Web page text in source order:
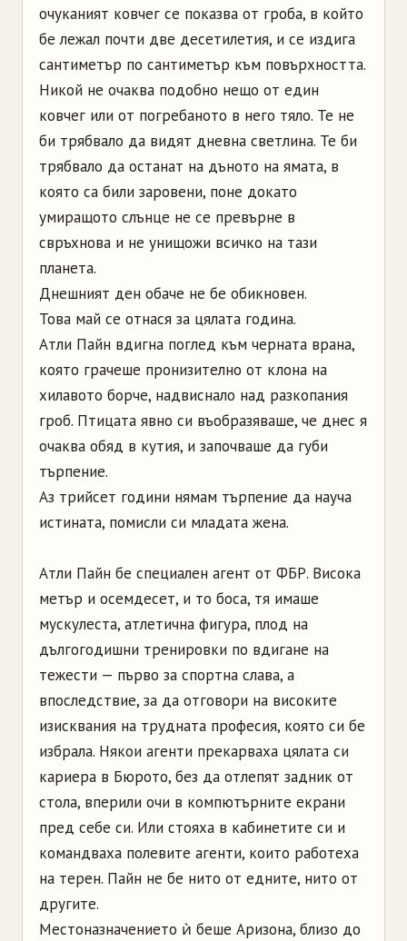
очуканият ковчег се показва от гроба, в който
бе лежал почти две десетилетия, и се издига
сантиметър по сантиметър към повърхността.
Никой не очаква подобно нещо от един
ковчег или от погребаното в него тяло. Те не
би трябвало да видят дневна светлина. Те би
трябвало да останат на дъното на ямата, в
която са били заровени, поне докато
умиращото слънце не се превърне в
свръхнова и не унищожи всичко на тази
планета.
Днешният ден обаче не бе обикновен.
Това май се отнася за цялата година.
Атли Пайн вдигна поглед към черната врана,
която грачеше пронизително от клона на
хилавото борче, надвиснало над разкопания
гроб. Птицата явно си въобразяваше, че днес я
очаква обяд в кутия, и започваше да губи
търпение.
Аз трийсет години нямам търпение да науча
истината, помисли си младата жена.
Атли Пайн бе специален агент от ФБР. Висока
метър и осемдесет, и то боса, тя имаше
мускулеста, атлетична фигура, плод на
дългогодишни тренировки по вдигане на
тежести — първо за спортна слава, а
впоследствие, за да отговори на високите
изисквания на трудната професия, която си бе
избрала. Някои агенти прекарваха цялата си
кариера в Бюрото, без да отлепят задник от
стола, вперили очи в компютърните екрани
пред себе си. Или стояха в кабинетите си и
командваха полевите агенти, които работеха
на терен. Пайн не бе нито от едните, нито от
другите.
Местоназначението ѝ беше Аризона, близо до